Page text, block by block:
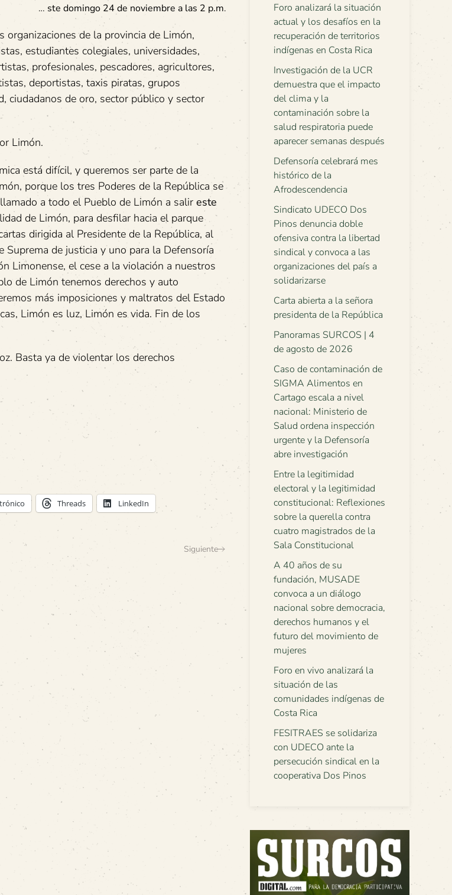
… ste domingo 24 de noviembre a las 2 p.m.
de la provincia de Limón,
estudiantes colegiales, universidades,
profesionales, pescadores, agricultores,
deportistas, taxis piratas, grupos
ciudadanos de oro, sector público y sector
Limón.
está difícil, y queremos ser parte de la
porque los tres Poderes de la República se
a todo el Pueblo de Limón a salir este
de Limón, para desfilar hacia el parque
dirigida al Presidente de la República, al
de justicia y uno para la Defensoría
Limonense, el cese a la violación a nuestros
de Limón tenemos derechos y auto
más imposiciones y maltratos del Estado
Limón es luz, Limón es vida. Fin de los
Basta ya de violentar los derechos
Threads LinkedIn
Siguiente
Foro analizará la situación
actual y los desafíos en la
recuperación de territorios
indígenas en Costa Rica
Investigación de la UCR
demuestra que el impacto
del clima y la
contaminación sobre la
salud respiratoria puede
aparecer semanas después
Defensoría celebrará mes
histórico de la
Afrodescendencia
Sindicato UDECO Dos
Pinos denuncia doble
ofensiva contra la libertad
sindical y convoca a las
organizaciones del país a
solidarizarse
Carta abierta a la señora
presidenta de la República
Panoramas SURCOS | 4
de agosto de 2026
Caso de contaminación de
SIGMA Alimentos en
Cartago escala a nivel
nacional: Ministerio de
Salud ordena inspección
urgente y la Defensoría
abre investigación
Entre la legitimidad
electoral y la legitimidad
constitucional: Reflexiones
sobre la querella contra
cuatro magistrados de la
Sala Constitucional
A 40 años de su
fundación, MUSADE
convoca a un diálogo
nacional sobre democracia,
derechos humanos y el
futuro del movimiento de
mujeres
Foro en vivo analizará la
situación de las
comunidades indígenas de
Costa Rica
FESITRAES se solidariza
con UDECO ante la
persecución sindical en la
cooperativa Dos Pinos